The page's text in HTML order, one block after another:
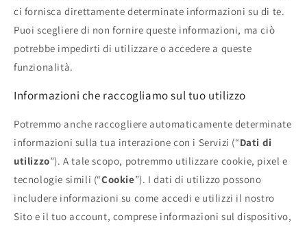
ci fornisca direttamente determinate informazioni su di te.
Puoi scegliere di non fornire queste informazioni, ma ciò
potrebbe impedirti di utilizzare o accedere a queste
funzionalità.
Informazioni che raccogliamo sul tuo utilizzo
Potremmo anche raccogliere automaticamente determinate
informazioni sulla tua interazione con i Servizi (“Dati di
utilizzo”). A tale scopo, potremmo utilizzare cookie, pixel e
tecnologie simili (“Cookie”). I dati di utilizzo possono
includere informazioni su come accedi e utilizzi il nostro
Sito e il tuo account, comprese informazioni sul dispositivo,